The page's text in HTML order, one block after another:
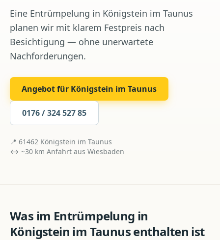
Eine Entrümpelung in Königstein im Taunus
planen wir mit klarem Festpreis nach
Besichtigung — ohne unerwartete
Nachforderungen.
Angebot für Königstein im Taunus
0176 / 324 527 85
📍 61462 Königstein im Taunus
↔ ~30 km Anfahrt aus Wiesbaden
Was im Entrümpelung in
Königstein im Taunusenthalten ist